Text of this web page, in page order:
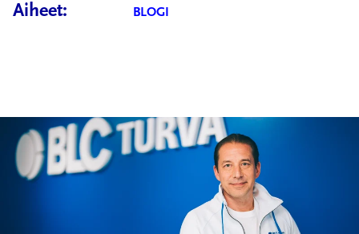
Aiheet: BLOGI